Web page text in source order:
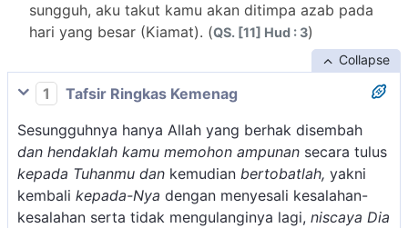
sungguh, aku takut kamu akan ditimpa azab pada
hari yang besar (Kiamat). (QS. [11] Hud : 3)
Collapse
1
Tafsir Ringkas Kemenag
Sesungguhnya hanya Allah yang berhak disembah
dan hendaklah kamu memohon ampunan secara tulus
kepada Tuhanmu dan kemudian bertobatlah, yakni
kembali kepada-Nya dengan menyesali kesalahan-
kesalahan serta tidak mengulanginya lagi, niscaya Dia